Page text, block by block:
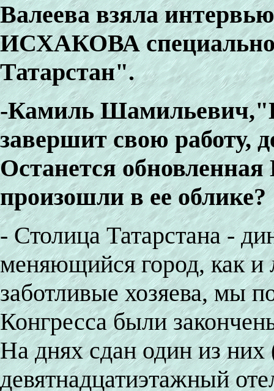
Валеева взяла
ИСХАКОВА специально
Татарстан".
-Камиль
завершит свою работу,
Останется
произошли в ее облике?
- Столица Татарстана -
меняющийся город, как
заботливые хозяева, мы
Конгресса были
На днях сдан один из них
девятнадцатиэтажный